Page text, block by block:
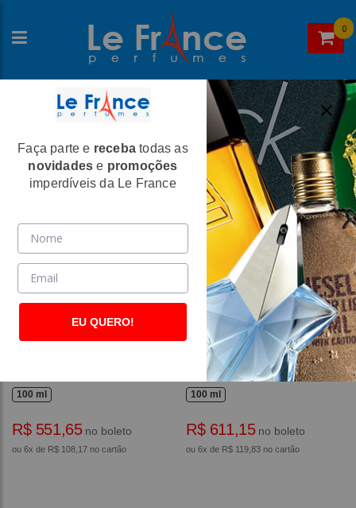
0
Home>Givenchy
Givenchy
Givenchy
100 ml
R$ 551,65no boleto
ou 6x de R$ 108,17 no cartão
Givenchy
Ange Ou Demon Le Secret Eau
De Parfum - Perfume Feminino
100 ml
R$ 611,15no boleto
ou 6x de R$ 119,83 no cartão
Faça parte e receba todas as
novidades e promoções
imperdíveis da Le France
EU QUERO!